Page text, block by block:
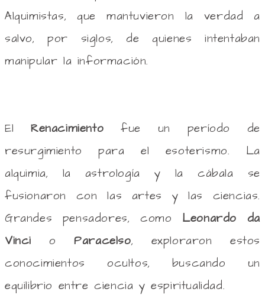
Alquimistas, que mantuvieron la verdad a
salvo, por siglos, de quienes intentaban
manipular la información.
ElRenacimientofue un período de
resurgimiento para el esoterismo. La
alquimia, la astrología y la cábala se
fusionaron con las artes y las ciencias.
Grandes pensadores, como Leonardo da
Vinci oParacelso, exploraron estos
conocimientos ocultos, buscando un
equilibrio entre ciencia y espiritualidad.